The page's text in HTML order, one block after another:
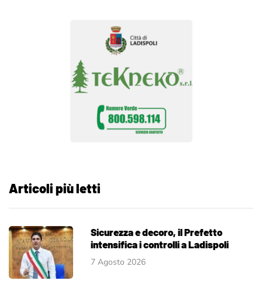
Articoli più letti
Sicurezza e decoro, il Prefetto
intensifica i controlli a Ladispoli
7 Agosto 2026